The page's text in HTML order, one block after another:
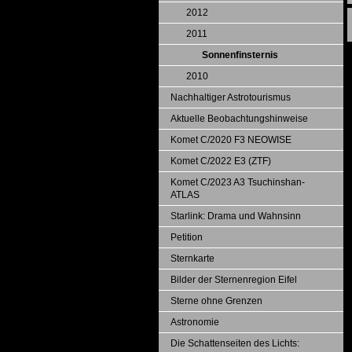
2012
2011
Sonnenfinsternis
2010
Nachhaltiger Astrotourismus
Aktuelle Beobachtungshinweise
Komet C/2020 F3 NEOWISE
Komet C/2022 E3 (ZTF)
Komet C/2023 A3 Tsuchinshan-
ATLAS
Starlink: Drama und Wahnsinn
Petition
Sternkarte
Bilder der Sternenregion Eifel
Sterne ohne Grenzen
Astronomie
Die Schattenseiten des Lichts: